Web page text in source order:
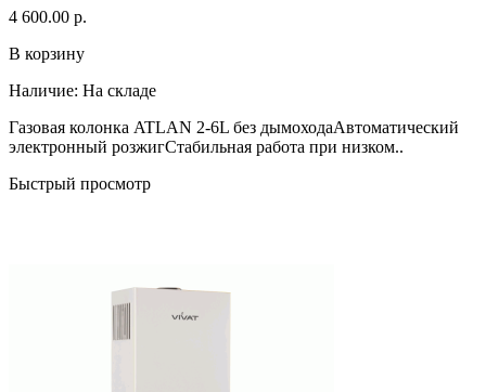
4 600.00 р.
В корзину
Наличие: На складе
Газовая колонка ATLAN 2-6L без дымоходаАвтоматический
электронный розжигСтабильная работа при низком..
Быстрый просмотр